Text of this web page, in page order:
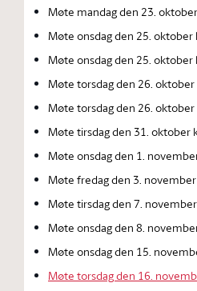
Møte mandag den 23.
Møte onsdag den 25. oktober
Møte onsdag den 25. oktober
Møte torsdag den 26. oktober
Møte torsdag den 26. oktober
Møte tirsdag den 31. oktober
Møte onsdag den 1.
Møte fredag den 3. november
Møte tirsdag den 7.
Møte onsdag den 8.
Møte onsdag den 15.
Møte torsdag den 16.